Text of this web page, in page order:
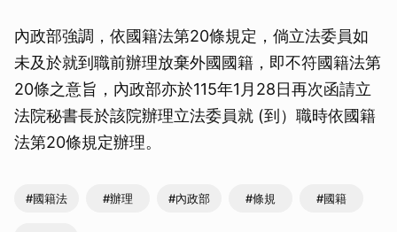
內政部強調，依國籍法第20條規定，倘立法委員如
未及於就到職前辦理放棄外國國籍，即不符國籍法第
20條之意旨，內政部亦於115年1月28日再次函請立
法院秘書長於該院辦理立法委員就 (到）職時依國籍
法第20條規定辦理。
#國籍法 #辦理 #內政部 #條規 #國籍